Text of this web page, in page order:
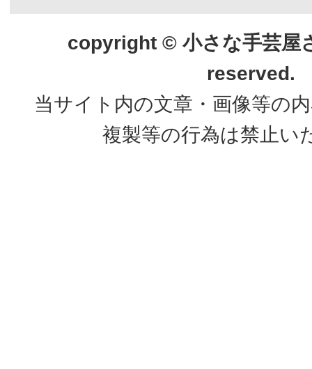
copyright © 小さな手芸屋
reserved.
当サイト内の文章・画像等の
複製等の行為は禁止い